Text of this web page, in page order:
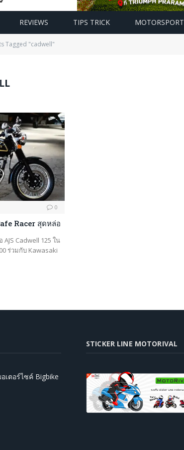
REVIEWS TIPS TRICK MOTORSPORT
Tagged "cadwell"
0
Racer สุดหล่อ
Cadwell 125 ใน
ร่วมกับ Kawasaki
เตอร์ไซค์ Bigbike
STICKER LINE MOTORIVAL